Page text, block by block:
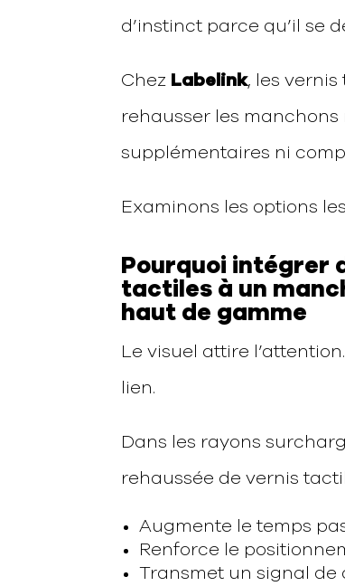
d’instinct parce qu’il se
Chez Labelink, les
rehausser les
supplémentaires ni
Examinons les options
Pourquoi intégrer
tactiles à un
haut de gamme
Le visuel attire
lien.
Dans les rayons
rehaussée de vernis
Augmente le temps
Renforce le
Transmet un signal